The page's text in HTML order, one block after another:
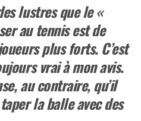
lustres que le «
au tennis est de
plus forts. C’est
vrai à mon avis.
au contraire, qu’il
la balle avec des